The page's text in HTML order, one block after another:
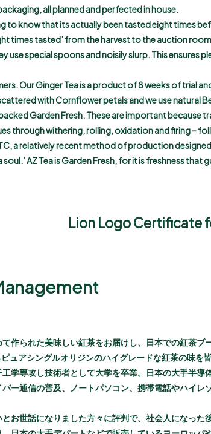
all planned and perfected in house.
to know that its actually been tasted eight times
times tasted’ from the harvest to the auction
special spoons and noisily slurp. This ensures
Our Ginger Tea is a product of 8 weeks of trial
with Cornflower petals and we use
Garden Fresh. These are important because
through withering, rolling, oxidation and firing –
a relatively recent method of production
AZ Tea is Garden Fresh, for it is freshness that
Lion Logo Certificate
られた美味しい紅茶をお届けし、日本での紅茶ブ
アシングルオリジンのハイグレードな紅茶の味を
学専攻し技術者として大学を卒業。日本の大手半導
ー通信の普及、ノートパソコン、携帯電話やハイレ
お世話になりました方々に評判で、社会人になった